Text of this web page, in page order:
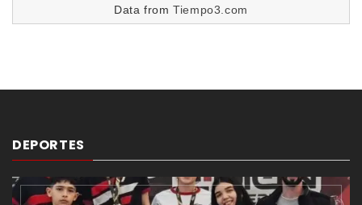
Data fromTiempo3.com
DEPORTES